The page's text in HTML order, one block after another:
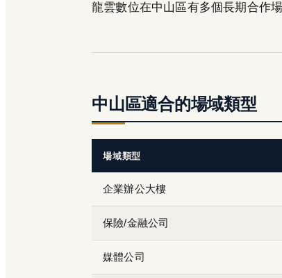
龍雲數位在中山區有多個長期合作
中山區適合的場域類型
場域類型
企業辦公大樓
保險/金融公司
媒體公司